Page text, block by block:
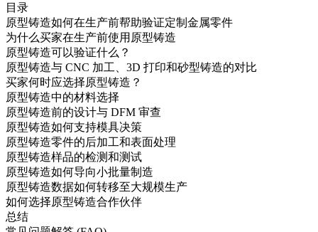
目录
原型铸造如何在生产前帮助验证定制金属零件
为什么买家在生产前使用原型铸造
原型铸造可以验证什么？
原型铸造与 CNC 加工、3D 打印和砂型铸造的对比
买家何时应选择原型铸造？
原型铸造中的材料选择
原型铸造前的设计与 DFM 审查
原型铸造如何支持模具决策
原型铸造零件的后加工和表面处理
原型铸造样品的检测和测试
原型铸造如何导向小批量制造
原型铸造数据如何转移至大规模生产
如何选择原型铸造合作伙伴
总结